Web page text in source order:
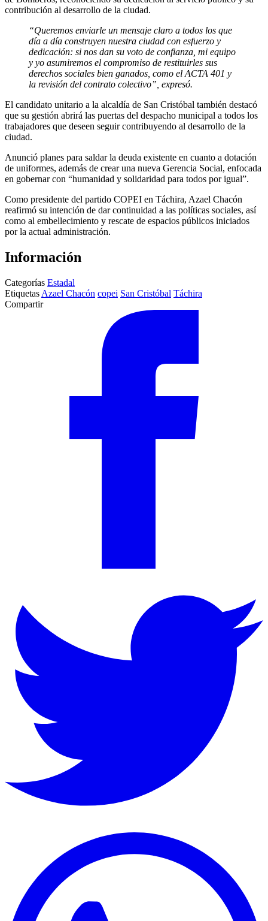
contribución al desarrollo de la ciudad.
“Queremos enviarle un mensaje claro a todos los que
día a día construyen nuestra ciudad con esfuerzo y
dedicación: si nos dan su voto de confianza, mi equipo
y yo asumiremos el compromiso de restituirles sus
derechos sociales bien ganados, como el ACTA 401 y
la revisión del contrato colectivo”, expresó.
El candidato unitario a la alcaldía de San Cristóbal también destacó
que su gestión abrirá las puertas del despacho municipal a todos los
trabajadores que deseen seguir contribuyendo al desarrollo de la
ciudad.
Anunció planes para saldar la deuda existente en cuanto a dotación
de uniformes, además de crear una nueva Gerencia Social, enfocada
en gobernar con “humanidad y solidaridad para todos por igual”.
Como presidente del partido COPEI en Táchira, Azael Chacón
reafirmó su intención de dar continuidad a las políticas sociales, así
como al embellecimiento y rescate de espacios públicos iniciados
por la actual administración.
Información
Categorías Estadal
Etiquetas Azael Chacón copei San Cristóbal Táchira
Compartir